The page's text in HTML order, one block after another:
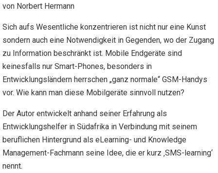
von Norbert Hermann
Sich aufs Wesentliche konzentrieren ist nicht nur eine Kunst
sondern auch eine Notwendigkeit in Gegenden, wo der Zugang
zu Information beschränkt ist. Mobile Endgeräte sind
keinesfalls nur Smart-Phones, besonders in
Entwicklungsländern herrschen „ganz normale“ GSM-Handys
vor. Wie kann man diese Mobilgeräte sinnvoll nutzen?
Der Autor entwickelt anhand seiner Erfahrung als
Entwicklungshelfer in Südafrika in Verbindung mit seinem
beruflichen Hintergrund als eLearning- und Knowledge
Management-Fachmann seine Idee, die er kurz ‚SMS-learning‘
nennt.